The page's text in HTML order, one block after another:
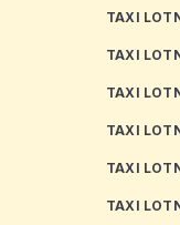
TAXI
TAXI
TAXI
TAXI
TAXI
TAXI